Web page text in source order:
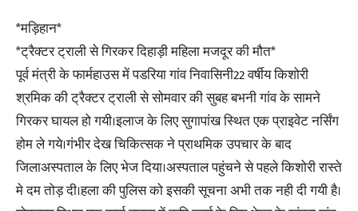
*मड़िहान*
*ट्रैक्टर ट्राली से गिरकर दिहाड़ी महिला मजदूर की मौत*
पूर्व मंत्री के फार्महाउस में पडरिया गांव निवासिनी22 वर्षीय किशोरी
श्रमिक की ट्रैक्टर ट्राली से सोमवार की सुबह बभनी गांव के सामने
गिरकर घायल हो गयी।इलाज के लिए सुगापांख स्थित एक प्राइवेट नर्सिंग
होम ले गये।गंभीर देख चिकित्सक ने प्राथमिक उपचार के बाद
जिलाअस्पताल के लिए भेज दिया।अस्पताल पहुंचने से पहले किशोरी रास्ते
मे दम तोड़ दी।हला की पुलिस को इसकी सूचना अभी तक नही दी गयी है।